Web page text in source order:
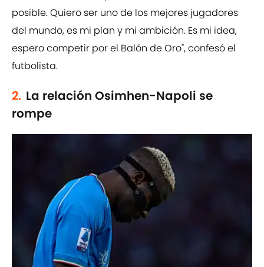
posible. Quiero ser uno de los mejores jugadores
del mundo, es mi plan y mi ambición. Es mi idea,
espero competir por el Balón de Oro", confesó el
futbolista.
2. La relación Osimhen-Napoli se
rompe